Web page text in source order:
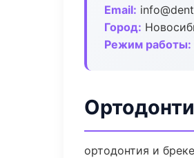
Email:
Город:
Режим работы:
ортодонтия и